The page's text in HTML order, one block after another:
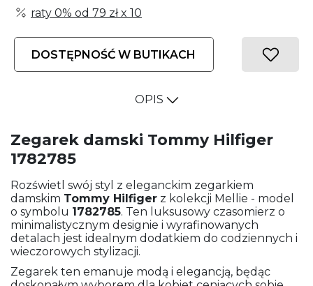
raty 0% od 79 złx 10
DOSTĘPNOŚĆ W BUTIKACH
OPIS
Zegarek damski Tommy Hilfiger
1782785
Rozświetl swój styl z eleganckim zegarkiem
damskim Tommy Hilfiger z kolekcji Mellie - model
o symbolu 1782785. Ten luksusowy czasomierz o
minimalistycznym designie i wyrafinowanych
detalach jest idealnym dodatkiem do codziennych i
wieczorowych stylizacji.
Zegarek ten emanuje modą i elegancją, będąc